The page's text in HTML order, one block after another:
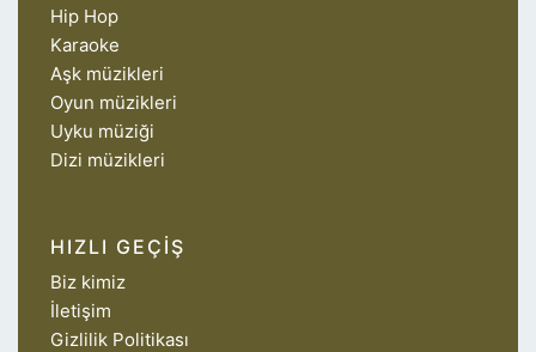
Hip Hop
Karaoke
Aşk müzikleri
Oyun müzikleri
Uyku müziği
Dizi müzikleri
HIZLI GEÇIŞ
Biz kimiz
İletişim
Gizlilik Politikası